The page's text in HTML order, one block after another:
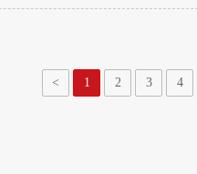
< 1 2 3 4